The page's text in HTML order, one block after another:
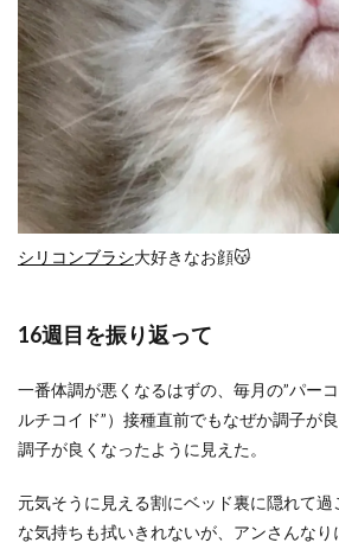
シリコンブラシ大好きなお顔😽
16週目を振り返って
一番体調が悪くなるはずの、毎月の”パー
ルチコイド”）接種直前でもなぜか調子が
調子が良くなったように見えた。
元気そうに見える割にベッド裏に隠れて
な気持ちも拭いきれないが、アンさんなり